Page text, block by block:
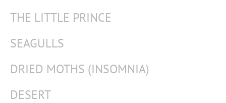
THE LITTLE PRINCE
SEAGULLS
DRIED MOTHS (INSOMNIA)
DESERT